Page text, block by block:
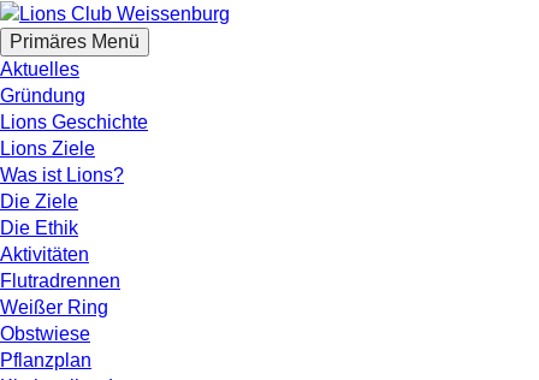
Zum
Inhalt
springen
Lions Club Weissenburg
Suchen
Primäres Menü
Aktuelles
Gründung
Lions Geschichte
Lions Ziele
Was ist Lions?
Die Ziele
Die Ethik
Aktivitäten
Flutradrennen
Weißer Ring
Obstwiese
Pflanzplan